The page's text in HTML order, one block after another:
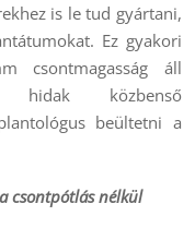
is le tud gyártani,
Ez gyakori
csontmagasság áll
hidak közbenső
beültetni a
csontpótlás nélkül